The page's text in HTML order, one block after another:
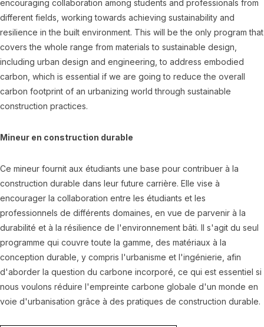
encouraging collaboration among students and professionals from
different fields, working towards achieving sustainability and
resilience in the built environment. This will be the only program that
covers the whole range from materials to sustainable design,
including urban design and engineering, to address embodied
carbon, which is essential if we are going to reduce the overall
carbon footprint of an urbanizing world through sustainable
construction practices.
Mineur en construction durable
Ce mineur fournit aux étudiants une base pour contribuer à la
construction durable dans leur future carrière. Elle vise à
encourager la collaboration entre les étudiants et les
professionnels de différents domaines, en vue de parvenir à la
durabilité et à la résilience de l'environnement bâti. Il s'agit du seul
programme qui couvre toute la gamme, des matériaux à la
conception durable, y compris l'urbanisme et l'ingénierie, afin
d'aborder la question du carbone incorporé, ce qui est essentiel si
nous voulons réduire l'empreinte carbone globale d'un monde en
voie d'urbanisation grâce à des pratiques de construction durable.